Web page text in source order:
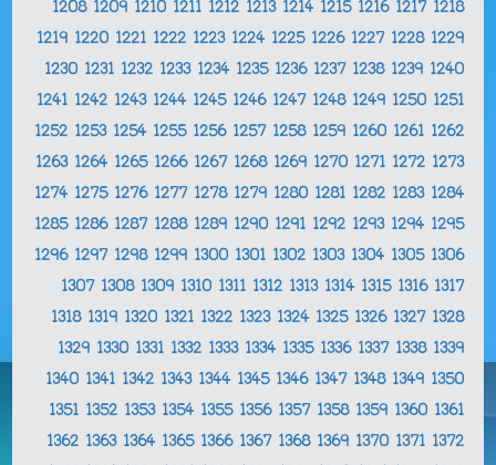
1208 1209 1210 1211 1212 1213 1214 1215 1216 1217 1218
1219 1220 1221 1222 1223 1224 1225 1226 1227 1228 1229
1230 1231 1232 1233 1234 1235 1236 1237 1238 1239 1240
1241 1242 1243 1244 1245 1246 1247 1248 1249 1250 1251
1252 1253 1254 1255 1256 1257 1258 1259 1260 1261 1262
1263 1264 1265 1266 1267 1268 1269 1270 1271 1272 1273
1274 1275 1276 1277 1278 1279 1280 1281 1282 1283 1284
1285 1286 1287 1288 1289 1290 1291 1292 1293 1294 1295
1296 1297 1298 1299 1300 1301 1302 1303 1304 1305 1306
1307 1308 1309 1310 1311 1312 1313 1314 1315 1316 1317
1318 1319 1320 1321 1322 1323 1324 1325 1326 1327 1328
1329 1330 1331 1332 1333 1334 1335 1336 1337 1338 1339
1340 1341 1342 1343 1344 1345 1346 1347 1348 1349 1350
1351 1352 1353 1354 1355 1356 1357 1358 1359 1360 1361
1362 1363 1364 1365 1366 1367 1368 1369 1370 1371 1372